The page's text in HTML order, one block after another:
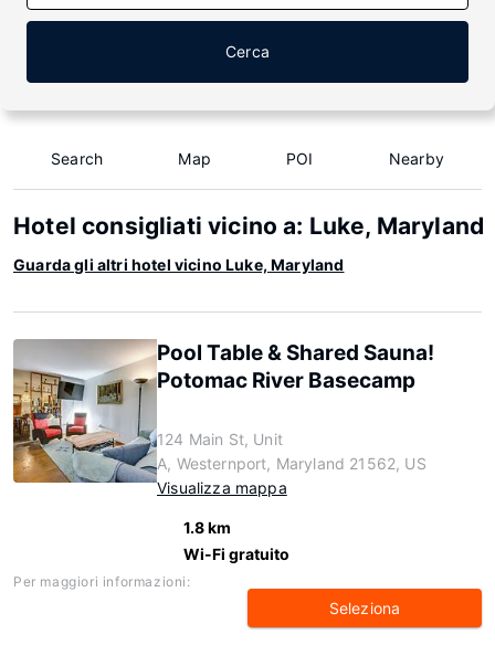
Cerca
Search Map POI Nearby
Hotel consigliati vicino a: Luke, Maryland
Guarda gli altri hotel vicino Luke, Maryland
Pool Table & Shared Sauna!
Potomac River Basecamp
124 Main St, Unit
A, Westernport, Maryland 21562, US
Visualizza mappa
1.8 km
Wi-Fi gratuito
Per maggiori informazioni:
Seleziona